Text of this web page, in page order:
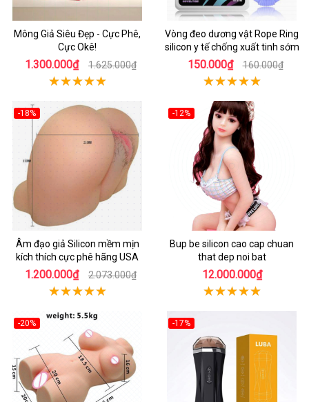
Mông Giả Siêu Đẹp - Cực Phê,
Cực Okê!
1.300.000₫ 1.625.000₫
Vòng đeo dương vật Rope Ring
silicon y tế chống xuất tinh sớm
150.000₫ 160.000₫
-18%
Âm đạo giả Silicon mềm mịn
kích thích cực phê hãng USA
1.200.000₫ 2.073.000₫
-12%
Bup be silicon cao cap chuan
that dep noi bat
12.000.000₫
-20% -17%